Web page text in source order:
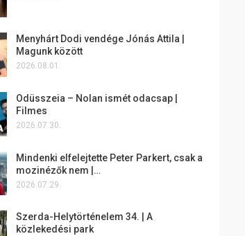
Menyhárt Dodi vendége Jónás Attila |
Magunk között
2026.08.01.
Odüsszeia – Nolan ismét odacsap |
Filmes
2026.07.30.
Mindenki elfelejtette Peter Parkert, csak a
mozinézők nem |…
2026.07.29.
Szerda-Helytörténelem 34. | A
közlekedési park